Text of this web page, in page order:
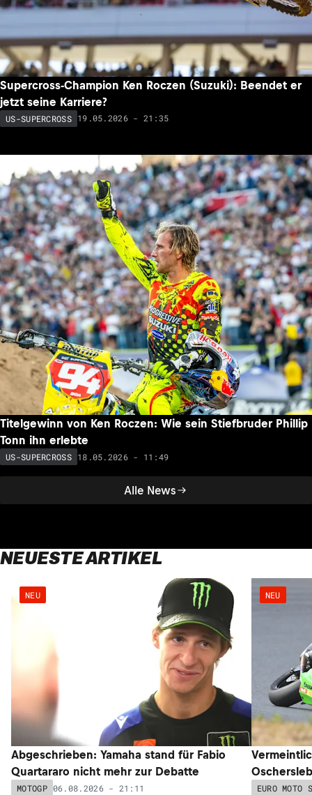
Alle News
Supercross-Champion Ken Roczen (Suzuki): Beendet er
jetzt seine Karriere?
US-SUPERCROSS 19.05.2026 - 21:35
Titelgewinn von Ken Roczen: Wie sein Stiefbruder Phillip
Tonn ihn erlebte
US-SUPERCROSS 18.05.2026 - 11:49
NEUESTE ARTIKEL
NEU
Abgeschrieben: Yamaha stand für Fabio
Quartararo nicht mehr zur Debatte
MOTOGP 06.08.2026 - 21:11
NEU
EURO MOTO